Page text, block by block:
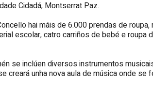
Cidadá, Montserrat Paz.
hai máis de 6.000 prendas de
escolar, catro carriños de bebé e roupa
se inclúen diversos instrumentos
creará unha nova aula de música onde